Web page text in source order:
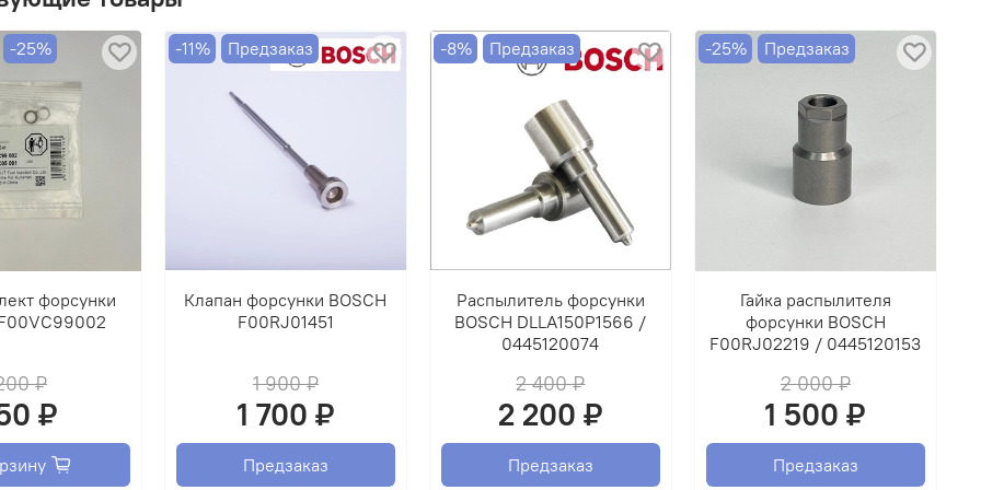
прилагается.
ВНИМАНИЕ!!! ДАННЫЙ ТОВАР ПРОДАЕТСЯ ТОЛЬКО В
ОБМЕН НА НЕИСПРАВНЫЕ ФОРСУНКИ!!!
-25%
форсунки
₽
₽
-11% Предзаказ
Клапан форсунки BOSCH
F00RJ01451
1 900 ₽
1 700 ₽
Предзаказ
-8% Предзаказ
Распылитель форсунки
BOSCH DLLA150P1566 /
0445120074
2 400 ₽
2 200 ₽
Предзаказ
-25% Предзаказ
Гайка распылителя
форсунки BOSCH
F00RJ02219 / 0445120153
2 000 ₽
1 500 ₽
Предзаказ